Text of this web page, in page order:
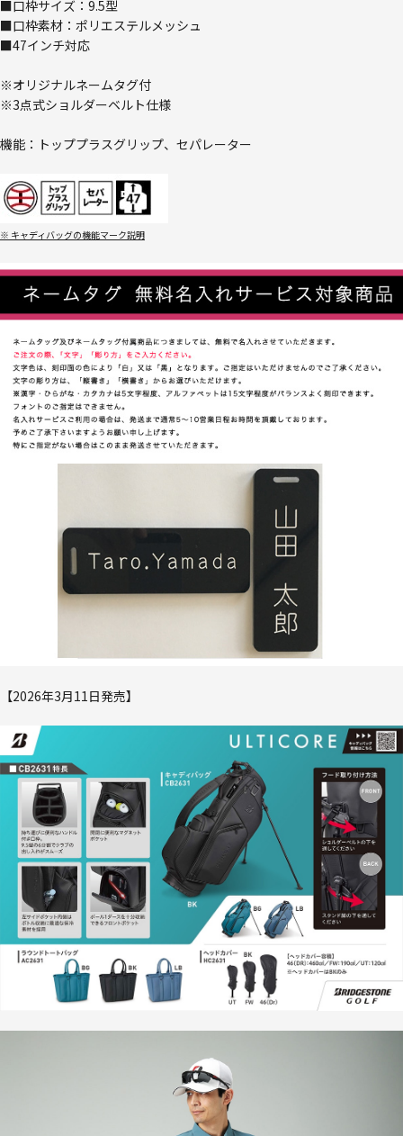
■口枠サイズ：9.5型
■口枠素材：ポリエステルメッシュ
■47インチ対応
※オリジナルネームタグ付
※3点式ショルダーベルト仕様
機能：トッププラスグリップ、セパレーター
※ キャディバッグの機能マーク説明
【2026年3月11日発売】